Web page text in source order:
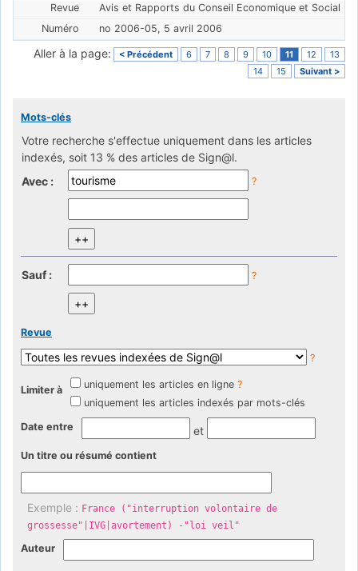
Avis et Rapports du Conseil Economique et Social
no 2006-05, 5 avril 2006
Aller à la page: < Précédent 6 7 8 9 10 11 12
13
14
15 Suivant >
Mots-clés
Votre recherche s'effectue uniquement dans les articles
indexés, soit 13 % des articles de Sign@l.
Avec :
?
Sauf : ?
Revue
?
Limiter à uniquement les articles en ligne ?
uniquement les articles indexés par mots-clés
Date entre et
Un titre ou résumé contient
Exemple : France ("interruption volontaire de
grossesse"|IVG|avortement) -"loi veil"
Auteur